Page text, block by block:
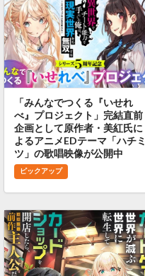
「みんなでつくる『いせれ
べ』プロジェクト」完結直前
企画として原作者・美紅氏に
よるアニメEDテーマ「ハチミ
ツ」の歌唱映像が公開中
ピックアップ